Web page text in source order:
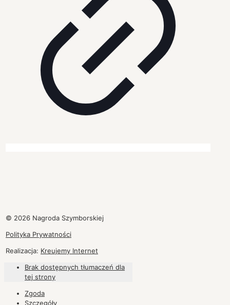
© 2026 Nagroda Szymborskiej
Polityka Prywatności
Realizacja: Kreujemy Internet
Brak dostępnych tłumaczeń dla
tej strony
Zgoda
Szczegóły